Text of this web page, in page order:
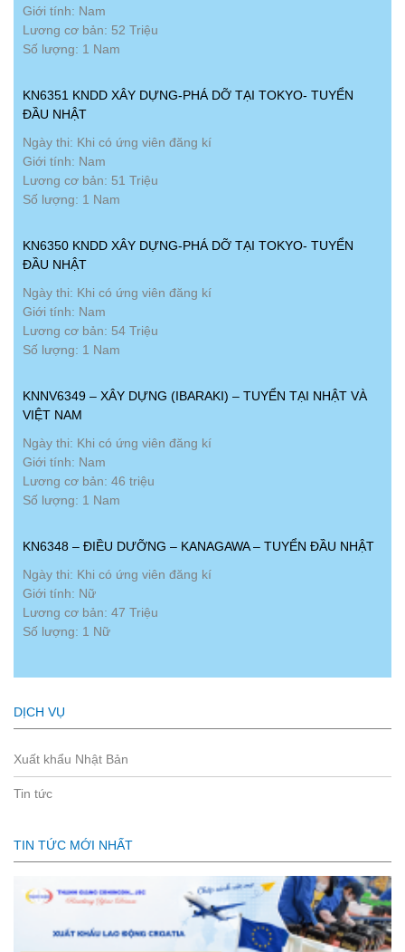
Giới tính: Nam
Lương cơ bản: 52 Triệu
Số lượng: 1 Nam
KN6351 KNDD XÂY DỰNG-PHÁ DỠ TẠI TOKYO- TUYỂN
ĐẦU NHẬT
Ngày thi: Khi có ứng viên đăng kí
Giới tính: Nam
Lương cơ bản: 51 Triệu
Số lượng: 1 Nam
KN6350 KNDD XÂY DỰNG-PHÁ DỠ TẠI TOKYO- TUYỂN
ĐẦU NHẬT
Ngày thi: Khi có ứng viên đăng kí
Giới tính: Nam
Lương cơ bản: 54 Triệu
Số lượng: 1 Nam
KNNV6349 – XÂY DỰNG (IBARAKI) – TUYỂN TẠI NHẬT VÀ
VIỆT NAM
Ngày thi: Khi có ứng viên đăng kí
Giới tính: Nam
Lương cơ bản: 46 triệu
Số lượng: 1 Nam
KN6348 – ĐIỀU DƯỠNG – KANAGAWA – TUYỂN ĐẦU NHẬT
Ngày thi: Khi có ứng viên đăng kí
Giới tính: Nữ
Lương cơ bản: 47 Triệu
Số lượng: 1 Nữ
DỊCH VỤ
Xuất khẩu Nhật Bản
Tin tức
TIN TỨC MỚI NHẤT